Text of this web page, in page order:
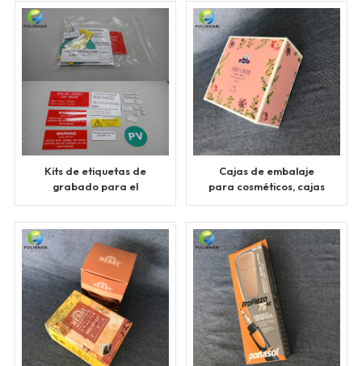
Kits de etiquetas de
grabado para el
Cajas de embalaje
para cosméticos, cajas